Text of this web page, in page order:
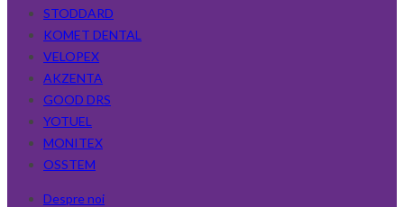
STODDARD
KOMET DENTAL
VELOPEX
AKZENTA
GOOD DRS
YOTUEL
MONITEX
OSSTEM
Despre noi